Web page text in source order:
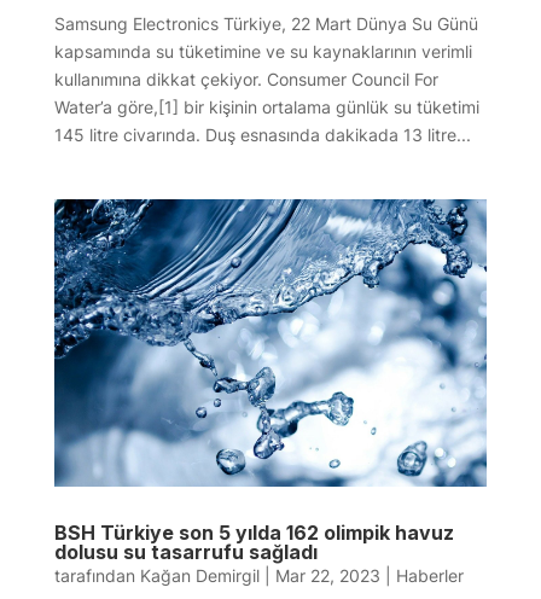
Samsung Electronics Türkiye, 22 Mart Dünya Su Günü
kapsamında su tüketimine ve su kaynaklarının verimli
kullanımına dikkat çekiyor. Consumer Council For
Water’a göre,[1] bir kişinin ortalama günlük su tüketimi
145 litre civarında. Duş esnasında dakikada 13 litre...
BSH Türkiye son 5 yılda 162 olimpik havuz
dolusu su tasarrufu sağladı
tarafından Kağan Demirgil| Mar 22, 2023 Haberler